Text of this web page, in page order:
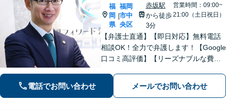
福
岡
県
|
福岡
市中
央区
赤坂駅
から徒歩
3分
営業時間：09:00~
21:00（土日祝日）
【弁護士直通】【即日対応】無料電話
相談OK！全力で弁護します！【Google
口コミ高評価】【リーズナブルな費
料、債権回収を誠心誠意サポート！お
気軽にご相談ください！ 【夜間休日対
電話でお問い合わせ メールでお問い合わせ